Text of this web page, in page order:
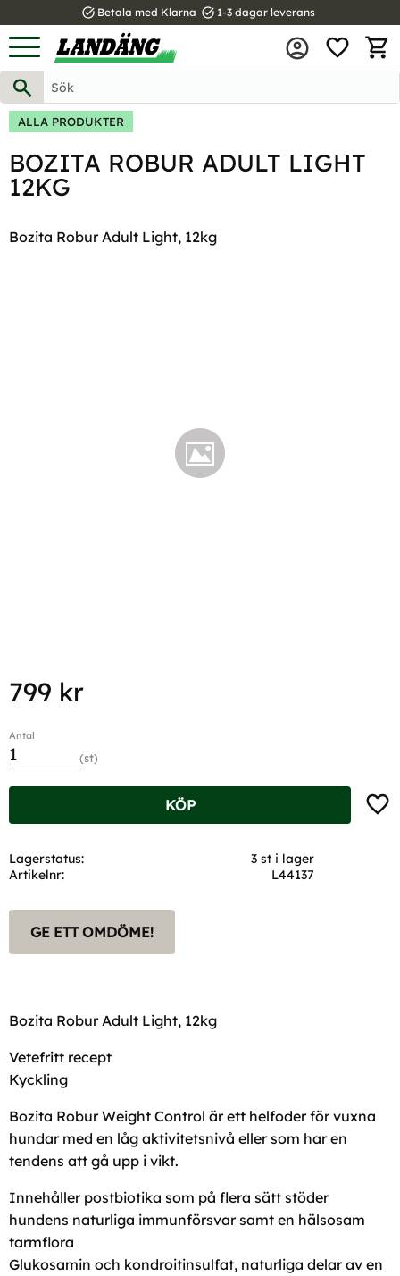
Meny
task_alt Betala med Klarna task_alt 1-3 dagar leverans
ALLA PRODUKTER
BOZITA ROBUR ADULT LIGHT
12KG
Bozita Robur Adult Light, 12kg
799 kr
Antal
st
KÖP
Lagerstatus
3 st i lager
Artikelnr
L44137
GE ETT OMDÖME!
Bozita Robur Adult Light, 12kg
Vetefritt recept
Kyckling
Bozita Robur Weight Control är ett helfoder för vuxna
hundar med en låg aktivitetsnivå eller som har en
tendens att gå upp i vikt.
Innehåller postbiotika som på flera sätt stöder
hundens naturliga immunförsvar samt en hälsosam
tarmflora
Glukosamin och kondroitinsulfat, naturliga delar av en